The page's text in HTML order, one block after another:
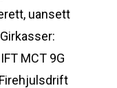
uansett
MCT 9G
Firehjulsdrift